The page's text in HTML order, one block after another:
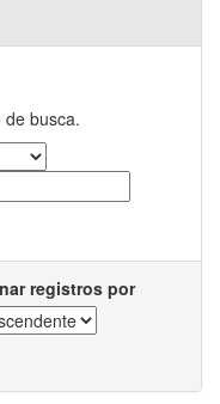
busca.
registros por